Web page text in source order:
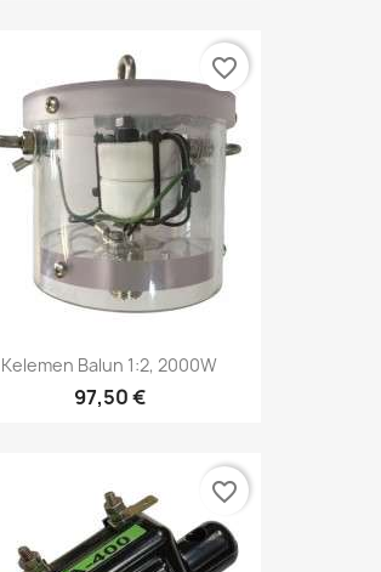
Kelemen Balun 1:2, 2000W
97,50 €
favorite_border
favorite_border